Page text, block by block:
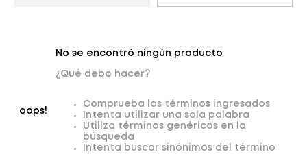
oops!
No se encontró ningún producto
¿Qué debo hacer?
Comprueba los términos ingresados
Intenta utilizar una sola palabra
Utiliza términos genéricos en la
búsqueda
Intenta buscar sinónimos del término